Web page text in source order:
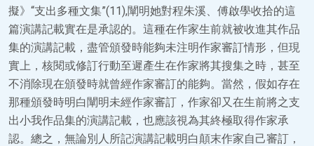
擬》“支出多種文集”(11),闡明她對程朱溪、傅啟學收拾的這
篇演講記載實在是承認的。這種在作家生前就被收進其作品
集的演講記載，盡管頒發時能夠未注明作家審訂情形，但現
實上，核閱或修訂行動至遲產生在作家將其搜集之時，甚至
不消除現在頒發時就曾經作家審訂的能夠。當然，假如存在
那種頒發時明白闡明未經作家審訂，作家卻又在生前將之支
出小我作品集的演講記載，也應該視為其終極取得作家承
認。總之，無論別人所記演講記載明白顛末作家自己審訂，